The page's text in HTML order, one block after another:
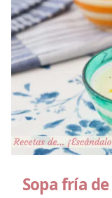
Sopa fría